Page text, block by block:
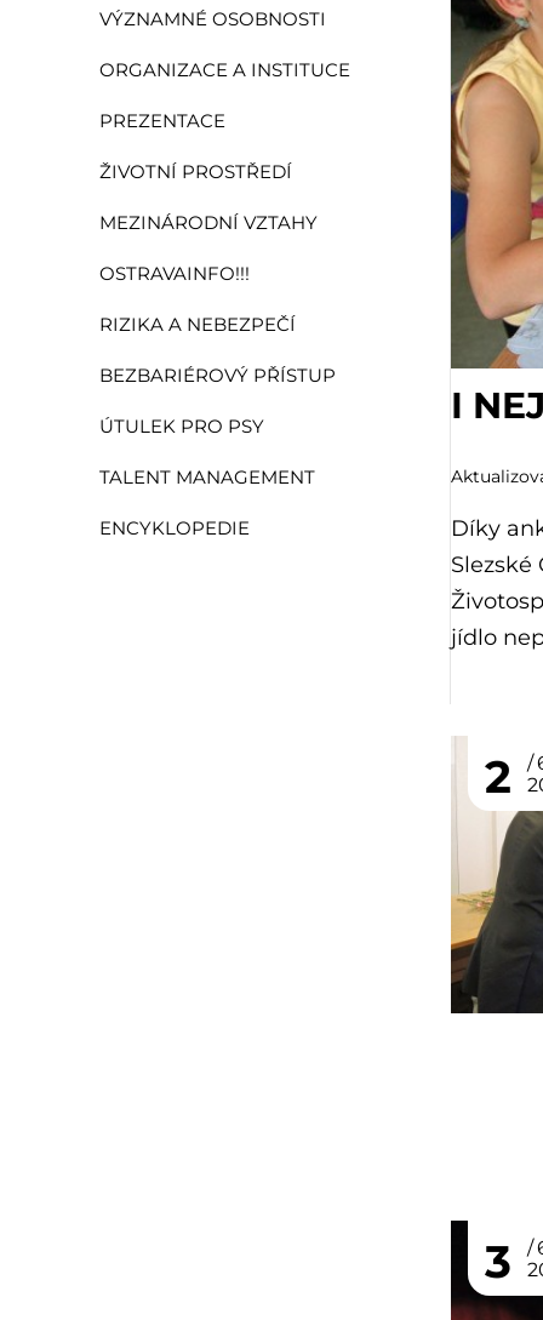
VÝZNAMNÉ OSOBNOSTI
ORGANIZACE A INSTITUCE
PREZENTACE
ŽIVOTNÍ PROSTŘEDÍ
MEZINÁRODNÍ VZTAHY
OSTRAVAINFO!!!
RIZIKA A NEBEZPEČÍ
BEZBARIÉROVÝ PŘÍSTUP
ÚTULEK PRO PSY
TALENT MANAGEMENT
ENCYKLOPEDIE
I
Díky
jídlo
2
3